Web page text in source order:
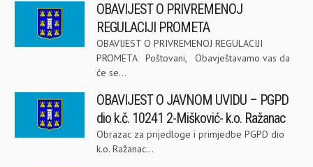
OBAVIJEST O PRIVREMENOJ
REGULACIJI PROMETA
OBAVIJEST O PRIVREMENOJ REGULACIJI
PROMETA Poštovani, Obavještavamo vas da
će se...
OBAVIJEST O JAVNOM UVIDU – PGPD
dio k.č. 10241 2-Mišković- k.o. Ražanac
Obrazac za prijedloge i primjedbe PGPD dio
k.o. Ražanac...